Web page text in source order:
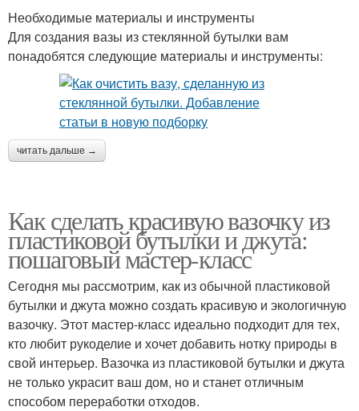
Необходимые материалы и инструменты
Для создания вазы из стеклянной бутылки вам
понадобятся следующие материалы и инструменты:
читать дальше →
Как сделать красивую вазочку из
пластиковой бутылки и джута:
пошаговый мастер-класс
Сегодня мы рассмотрим, как из обычной пластиковой
бутылки и джута можно создать красивую и экологичную
вазочку. Этот мастер-класс идеально подходит для тех,
кто любит рукоделие и хочет добавить нотку природы в
свой интерьер. Вазочка из пластиковой бутылки и джута
не только украсит ваш дом, но и станет отличным
способом переработки отходов.